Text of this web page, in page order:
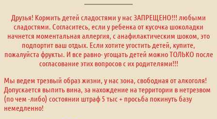
Друзья! Кормить детей сладостями у нас ЗАПРЕЩЕНО!!! любыми
сладостями. Согласитесь, если у ребенка от кусочка шоколадки
начнется моментальная аллергия, с анафилактическим шоком, это
подпортит ваш отдых. Если хотите угостить детей, купите,
пожалуйста фрукты. И все равно- угощать детей можно ТОЛЬКО после
согласование этих вопросов с их родителями!!!
Мы ведем трезвый образ жизни, у нас зона, свободная от алкоголя!
Допускается выпить вина, за нахождение на территории в нетрезвом
(по чем -либо) состоянии штраф 5 тыс + просьба покинуть базу
немедленно!